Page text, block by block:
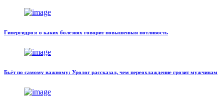
Гипергидроз: о каких болезнях говорит повышенная потливость
Бьёт по самому важному: Уролог рассказал, чем переохлаждение грозит мужчинам